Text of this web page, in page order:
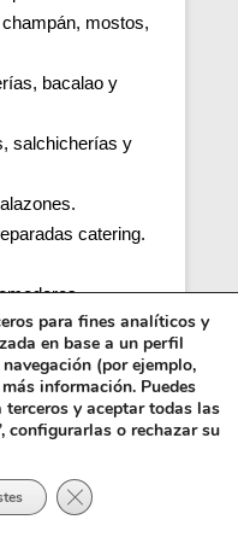
mostos,
bacalao y
salchicherías y
catering.
residencias de
de hospitales y
transporte y
para fines analíticos y
en base a un perfil
(por ejemplo,
información. Puedes
y aceptar todas las
configurarlas o rechazar su
Cerrar el banner de